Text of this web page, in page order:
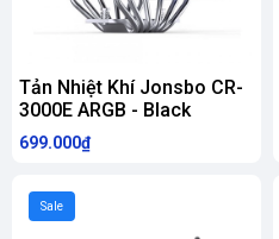
Tản Nhiệt Khí Jonsbo CR-
3000E ARGB - Black
699.000₫
Sale